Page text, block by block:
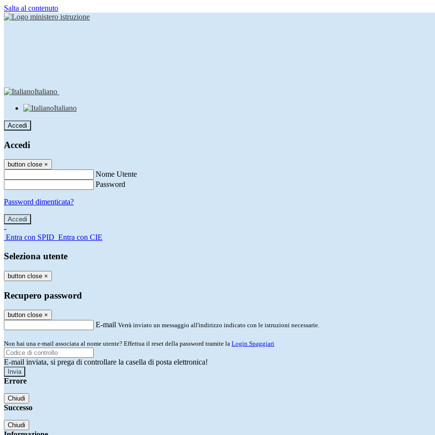
Salta al contenuto
Italiano
Italiano
Accedi
Accedi
button close ×
Nome Utente
Password
Password dimenticata?
-
Entra con SPID Entra con CIE
Seleziona utente
button close ×
Recupero password
button close ×
E-mail Verrà inviato un messaggio all'indirizzo indicato con le istruzioni necessarie.
Non hai una e-mail associata al nome utente? Effettua il reset della password tramite la Login Spaggiari
E-mail inviata, si prega di controllare la casella di posta elettronica!
Errore
Chiudi
Successo
Chiudi